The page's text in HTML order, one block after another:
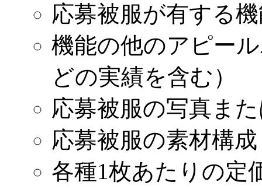
応募被服が有する
機能の他のアピー
どの実績を含む）
応募被服の写真ま
応募被服の素材構成
各種1枚あたりの定